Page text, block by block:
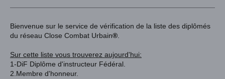
Bienvenue sur le service de vérification de la liste des diplômés
du réseau Close Combat Urbain®
Sur cette liste vous trouverez aujourd'hui:
1-DiF Diplôme d'instructeur Fédéral.
2.Membre d'honneur.